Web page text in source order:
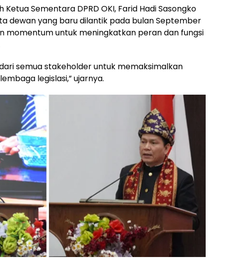
Sementara DPRD OKI, Farid Hadi Sasongko
dewan yang baru dilantik pada bulan September
momentum untuk meningkatkan peran dan fungsi
semua stakeholder untuk memaksimalkan
legislasi,” ujarnya.